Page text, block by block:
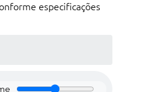
especificações